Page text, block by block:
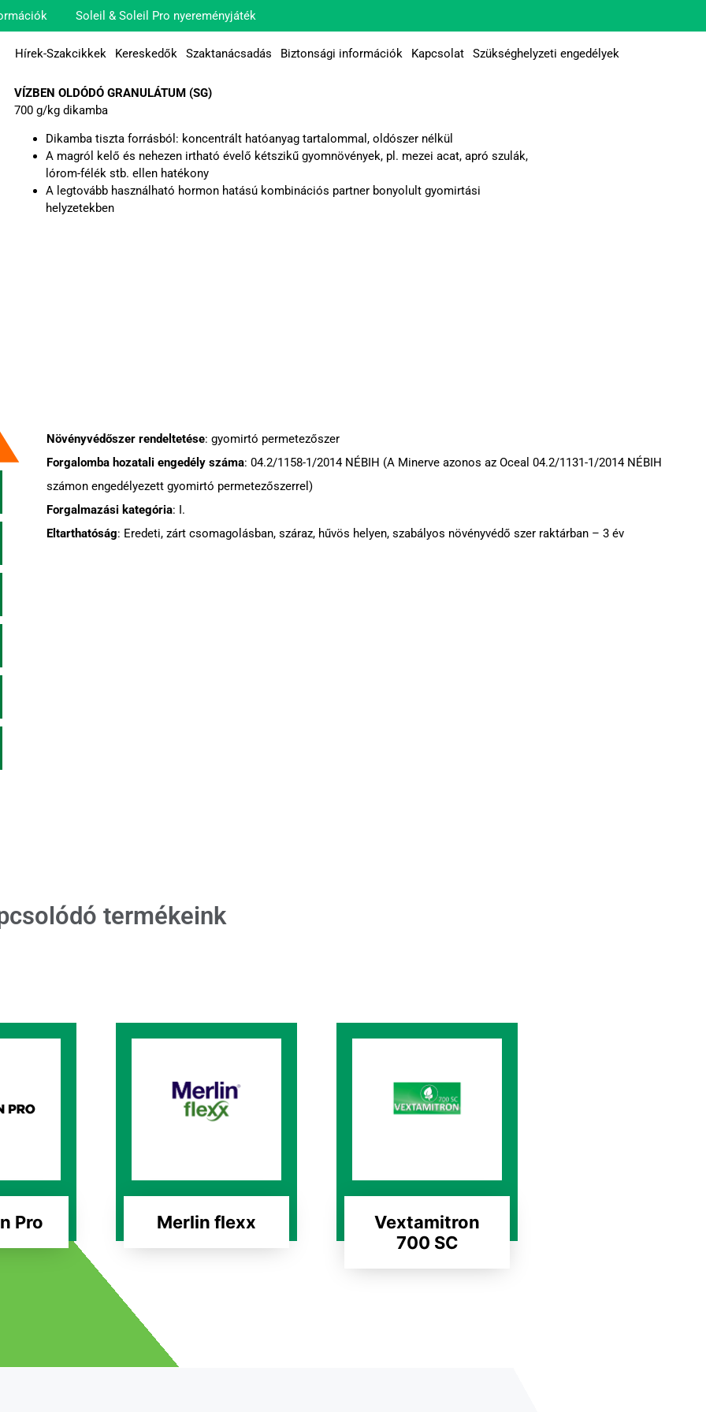
Soleil & Soleil Pro nyereményjáték
Hírek-Szakcikkek Kereskedők Szaktanácsadás Biztonsági információk Kapcsolat Szükséghelyzeti engedélyek
VÍZBEN OLDÓDÓ GRANULÁTUM (SG)
700 g/kg dikamba
Dikamba tiszta forrásból: koncentrált hatóanyag tartalommal, oldószer nélkül
A magról kelő és nehezen irtható évelő kétszikű gyomnövények, pl. mezei acat, apró szulák,
lórom-félék stb. ellen hatékony
A legtovább használható hormon hatású kombinációs partner bonyolult gyomirtási
helyzetekben
Növényvédőszer rendeltetése: gyomirtó permetezőszer
Forgalomba hozatali engedély száma: 04.2/1158-1/2014 NÉBIH (A Minerve azonos az Oceal 04.2/1131-1/2014 NÉBIH
számon engedélyezett gyomirtó permetezőszerrel)
Forgalmazási kategória: I.
Eltarthatóság: Eredeti, zárt csomagolásban, száraz, hűvös helyen, szabályos növényvédő szer raktárban – 3 év
termékeink
Pro Merlin flexx
Vextamitron
700 SC